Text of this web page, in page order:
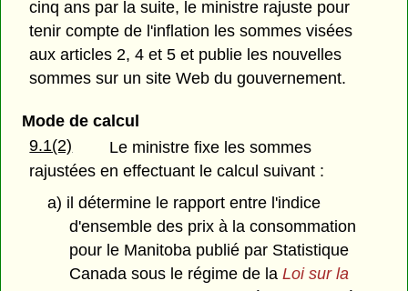
cinq ans par la suite, le ministre rajuste pour
tenir compte de l'inflation les sommes visées
aux articles 2, 4 et 5 et publie les nouvelles
sommes sur un site Web du gouvernement.
Mode de calcul
9.1(2)
Le ministre fixe les sommes
rajustées en effectuant le calcul suivant :
a) il détermine le rapport entre l'indice
d'ensemble des prix à la consommation
pour le Manitoba publié par Statistique
Canada sous le régime de laLoi sur la